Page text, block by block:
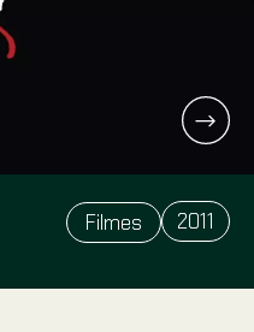
Filmes 2011